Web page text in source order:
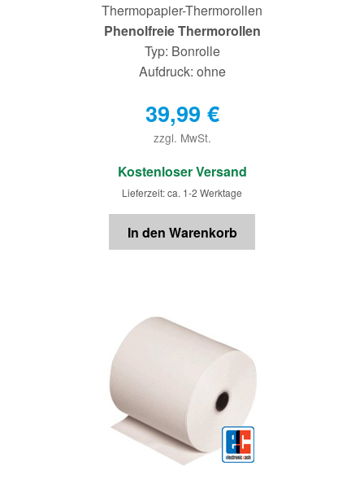
Thermopapier-Thermorollen
Phenolfreie Thermorollen
Typ: Bonrolle
Aufdruck: ohne
39,99 €
zzgl. MwSt.
€
Kostenloser Versand
Lieferzeit: ca. 1-2 Werktage
In den Warenkorb